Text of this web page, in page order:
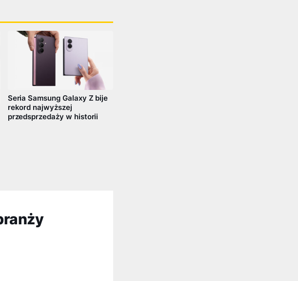
Seria Samsung Galaxy Z bije
rekord najwyższej
przedsprzedaży w historii